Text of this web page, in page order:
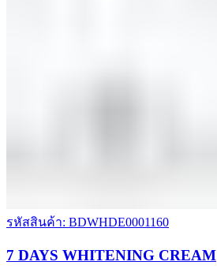
รหัสสินค้า: BDWHDE0001160
7 DAYS WHITENING CREAM